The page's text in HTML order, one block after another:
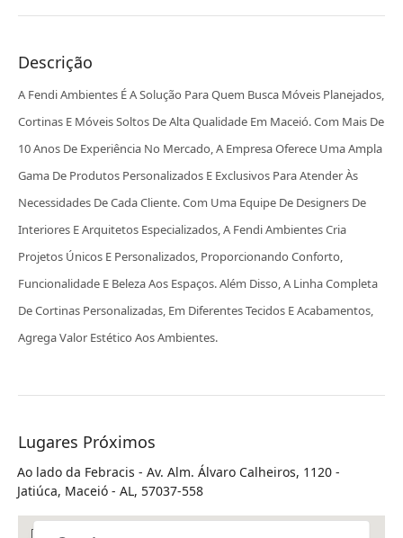
Descrição
A Fendi Ambientes É A Solução Para Quem Busca Móveis Planejados,
Cortinas E Móveis Soltos De Alta Qualidade Em Maceió. Com Mais De
10 Anos De Experiência No Mercado, A Empresa Oferece Uma Ampla
Gama De Produtos Personalizados E Exclusivos Para Atender Às
Necessidades De Cada Cliente. Com Uma Equipe De Designers De
Interiores E Arquitetos Especializados, A Fendi Ambientes Cria
Projetos Únicos E Personalizados, Proporcionando Conforto,
Funcionalidade E Beleza Aos Espaços. Além Disso, A Linha Completa
De Cortinas Personalizadas, Em Diferentes Tecidos E Acabamentos,
Agrega Valor Estético Aos Ambientes.
Lugares Próximos
Ao lado da Febracis - Av. Alm. Álvaro Calheiros, 1120 -
Jatiúca, Maceió - AL, 57037-558